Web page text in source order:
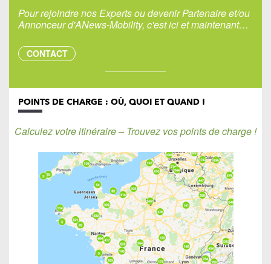
Pour rejoindre nos Experts ou devenir Partenaire et/ou
Annonceur d'ANews-Mobility, c'est ici et maintenant…
CONTACT
POINTS DE CHARGE : OÙ, QUOI ET QUAND !
Calculez votre itinéraire – Trouvez vos points de charge !